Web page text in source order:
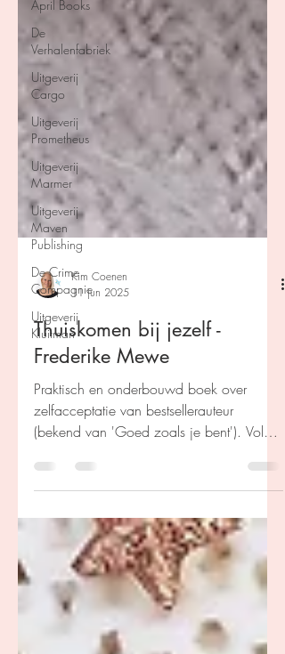
April Books
De
Verhalenfabriek
Uitgeverij
Cargo
Uitgeverij
Prometheus
Uitgeverij
Marmer
Uitgeverij
Maven
Publishing
De Crime
Compagnie
Uitgeverij
Kluitman
11 jun 2025
Thuiskomen bij jezelf -
Frederike Mewe
Praktisch en onderbouwd boek over
zelfacceptatie van bestsellerauteur
(bekend van 'Goed zoals je bent'). Vol